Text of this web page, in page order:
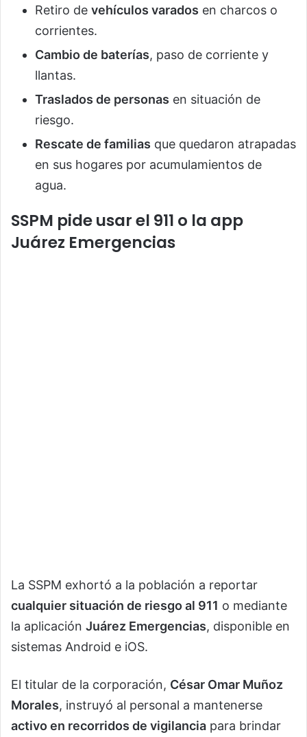
Retiro de vehículos varados en charcos o
corrientes.
Cambio de baterías, paso de corriente y
llantas.
Traslados de personas en situación de
riesgo.
Rescate de familias que quedaron atrapadas
en sus hogares por acumulamientos de
agua.
SSPM pide usar el 911 o la app
Juárez Emergencias
La SSPM exhortó a la población a reportar
cualquier situación de riesgo al 911 o mediante
la aplicación Juárez Emergencias, disponible en
sistemas Android e iOS.
El titular de la corporación, César Omar Muñoz
Morales, instruyó al personal a mantenerse
activo en recorridos de vigilancia para brindar